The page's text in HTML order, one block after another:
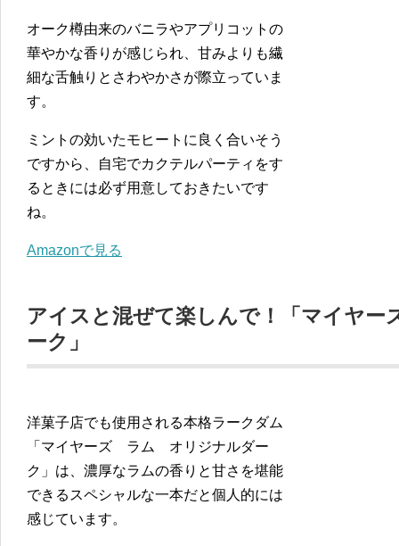
オーク樽由来のバニラやアプリコットの
華やかな香りが感じられ、甘みよりも繊
細な舌触りとさわやかさが際立っていま
す。
ミントの効いたモヒートに良く合いそう
ですから、自宅でカクテルパーティをす
るときには必ず用意しておきたいです
ね。
Amazonで見る
アイスと混ぜて楽しんで！「マイヤ
ーク」
洋菓子店でも使用される本格ラークダム
「マイヤーズ ラム オリジナルダー
ク」は、濃厚なラムの香りと甘さを堪能
できるスペシャルな一本だと個人的には
感じています。